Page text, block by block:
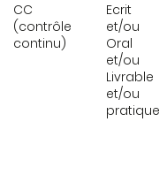
CC
(contrôle
continu)
Ecrit
et/ou
Oral
et/ou
Livrable
et/ou
pratique